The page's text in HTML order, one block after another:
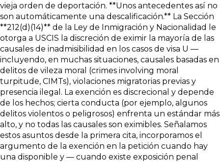
vieja orden de deportación. **Unos antecedentes así no
son automáticamente una descalificación.** La Sección
**212(d)(14)** de la Ley de Inmigración y Nacionalidad le
otorga a USCIS la discreción de eximir la mayoría de las
causales de inadmisibilidad en los casos de visa U —
incluyendo, en muchas situaciones, causales basadas en
delitos de vileza moral (crimes involving moral
turpitude, CIMTs), violaciones migratorias previas y
presencia ilegal. La exención es discrecional y depende
de los hechos; cierta conducta (por ejemplo, algunos
delitos violentos o peligrosos) enfrenta un estándar más
alto, y no todas las causales son eximibles. Señalamos
estos asuntos desde la primera cita, incorporamos el
argumento de la exención en la petición cuando hay
una disponible y — cuando existe exposición penal